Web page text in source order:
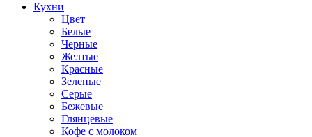
Кухни
Цвет
Белые
Черные
Желтые
Красные
Зеленые
Серые
Бежевые
Глянцевые
Кофе с молоком